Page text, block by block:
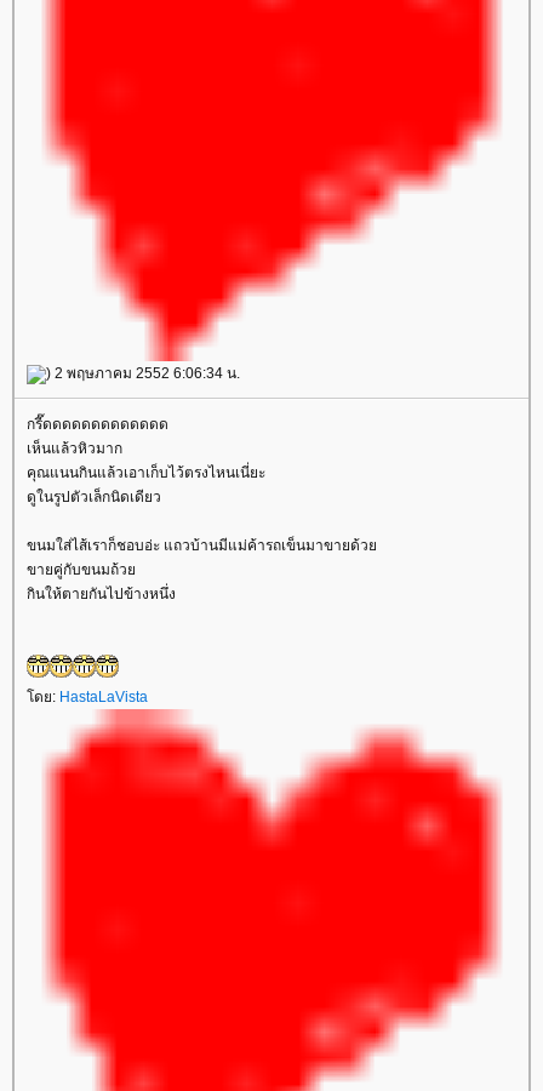
) 2 พฤษภาคม 2552 6:06:34 น.
กรี๊ดดดดดดดดดดดดด
เห็นแล้วหิวมาก
คุณแนนกินแล้วเอาเก็บไว้ตรงไหนเนี่ยะ
ดูในรูปตัวเล็กนิดเดียว
ขนมใส่ไส้เราก็ชอบอ่ะ แถวบ้านมีแม่ค้ารถเข็นมาขายด้ว
ขายคู่กับขนมถ้ว
กินให้ตายกันไปข้างหนึ่ง
ดย: HastaLaVista